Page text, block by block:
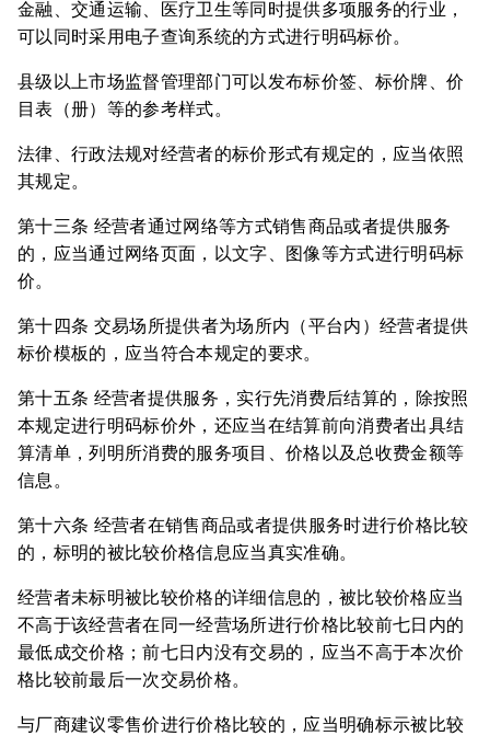
金融、交通运输、医疗卫生等同时提供多项服务的行业，
可以同时采用电子查询系统的方式进行明码标价。
县级以上市场监督管理部门可以发布标价签、标价牌、价
目表（册）等的参考样式。
法律、行政法规对经营者的标价形式有规定的，应当依照
其规定。
第十三条 经营者通过网络等方式销售商品或者提供服务
的，应当通过网络页面，以文字、图像等方式进行明码标
价。
第十四条 交易场所提供者为场所内（平台内）经营者提供
标价模板的，应当符合本规定的要求。
第十五条 经营者提供服务，实行先消费后结算的，除按照
本规定进行明码标价外，还应当在结算前向消费者出具结
算清单，列明所消费的服务项目、价格以及总收费金额等
信息。
第十六条 经营者在销售商品或者提供服务时进行价格比较
的，标明的被比较价格信息应当真实准确。
经营者未标明被比较价格的详细信息的，被比较价格应当
不高于该经营者在同一经营场所进行价格比较前七日内的
最低成交价格；前七日内没有交易的，应当不高于本次价
格比较前最后一次交易价格。
与厂商建议零售价进行价格比较的，应当明确标示被比较